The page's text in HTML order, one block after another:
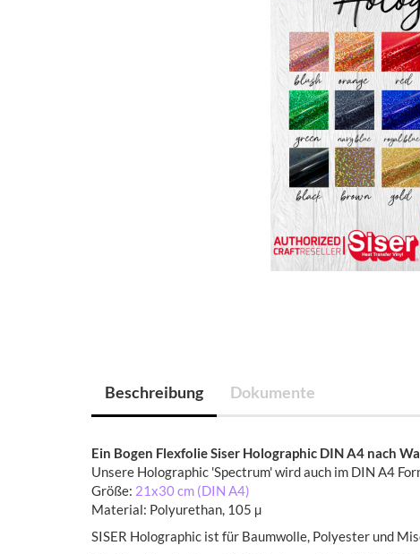
Beschreibung Dokumente
Ein Bogen Flexfolie Siser Holographic DIN A4 nach
Unsere Holographic 'Spectrum' wird auch im DIN A4
Größe: 21x30 cm (DIN A4)
Material: Polyurethan, 105 µ
SISER Holographic ist für Baumwolle, Polyester und